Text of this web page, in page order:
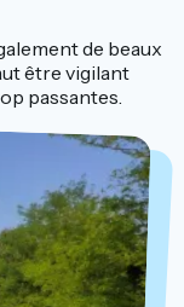
de beaux
être vigilant
passantes.